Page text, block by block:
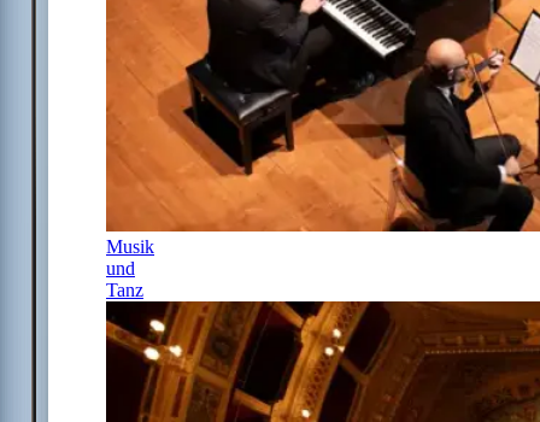
Musik
und
Tanz